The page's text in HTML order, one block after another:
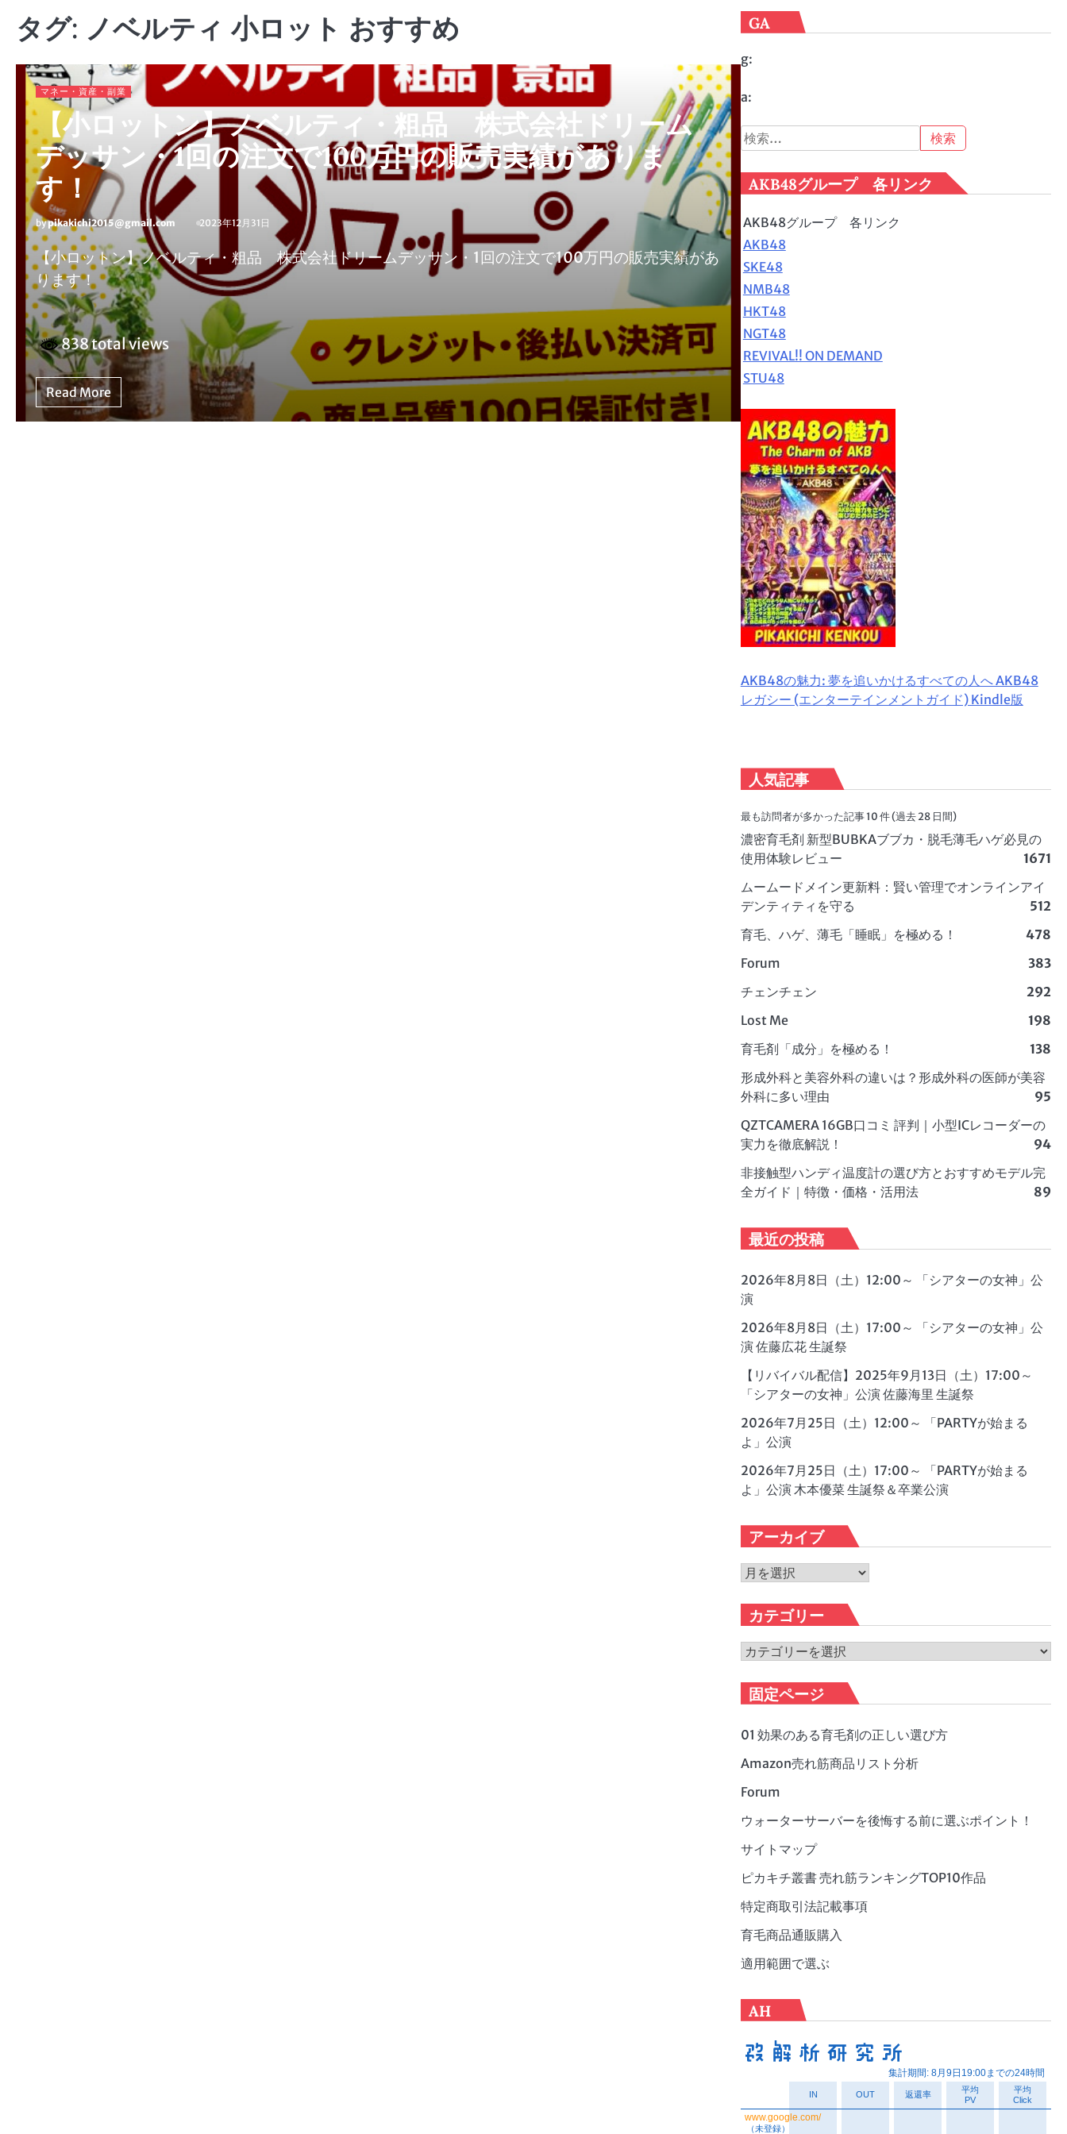
タグ: ノベルティ 小ロット おすすめ
マネー・資産・副業
【小ロットン】ノベルティ・粗品 株式会社ドリーム
デッサン・1回の注文で100万円の販売実績がありま
す！
bypikakichi2015@gmail.com 2023年12月31日
【小ロットン】ノベルティ・粗品 株式会社ドリームデッサン・1回の注文で100万円の販売実績があ
ります！
838 total views
Read More
GA
g:
a:
検
索:
AKB48グループ 各リンク
AKB48グループ 各リンク
AKB48
SKE48
NMB48
HKT48
NGT48
REVIVAL!! ON DEMAND
STU48
AKB48の魅力: 夢を追いかけるすべての人へ AKB48
レガシー (エンターテインメントガイド) Kindle版
人気記事
最も訪問者が多かった記事 10 件 (過去 28 日間)
濃密育毛剤 新型BUBKAブブカ・脱毛薄毛ハゲ必見の
使用体験レビュー
1671
ムームードメイン更新料：賢い管理でオンラインアイ
デンティティを守る
512
育毛、ハゲ、薄毛「睡眠」を極める！
478
Forum
383
チェンチェン
292
Lost Me
198
育毛剤「成分」を極める！
138
形成外科と美容外科の違いは？形成外科の医師が美容
外科に多い理由
95
QZTCAMERA 16GB口コミ 評判｜小型ICレコーダーの
実力を徹底解説！
94
非接触型ハンディ温度計の選び方とおすすめモデル完
全ガイド｜特徴・価格・活用法
89
最近の投稿
2026年8月8日（土）12:00～ 「シアターの女神」公
演
2026年8月8日（土）17:00～ 「シアターの女神」公
演 佐藤広花 生誕祭
【リバイバル配信】2025年9月13日（土）17:00～
「シアターの女神」公演 佐藤海里 生誕祭
2026年7月25日（土）12:00～ 「PARTYが始まる
よ」公演
2026年7月25日（土）17:00～ 「PARTYが始まる
よ」公演 木本優菜 生誕祭＆卒業公演
アーカイブ
ア
カ
イ
ブ
カテゴリー
カ
ゴ
リ
ー
固定ページ
01 効果のある育毛剤の正しい選び方
Amazon売れ筋商品リスト分析
Forum
ウォーターサーバーを後悔する前に選ぶポイント！
サイトマップ
ピカキチ叢書 売れ筋ランキングTOP10作品
特定商取引法記載事項
育毛商品通販購入
適用範囲で選ぶ
AH